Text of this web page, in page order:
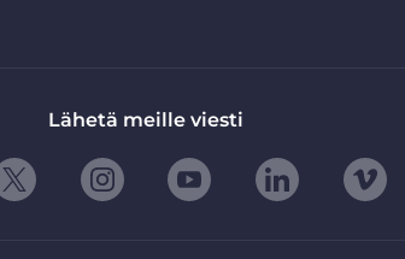
Lähetä meille viesti